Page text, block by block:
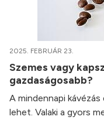
2025. FEBRUÁR 23.
Szemes vagy
gazdaságosabb?
A mindennapi
lehet. Valaki a gyors